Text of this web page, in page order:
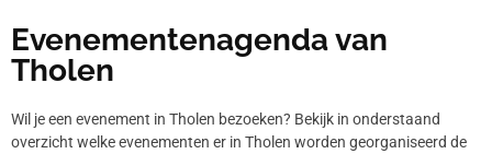
Evenementenagenda van
Tholen
Wil je een evenement in Tholen bezoeken? Bekijk in onderstaand
overzicht welke evenementen er in Tholen worden georganiseerd de